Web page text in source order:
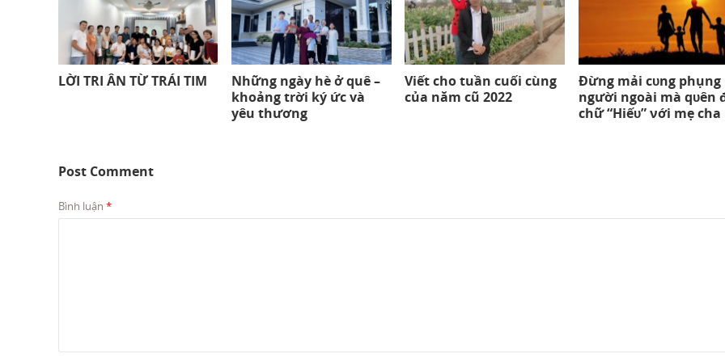
LỜI TRI ÂN TỪ TRÁI TIM
Những ngày hè ở quê –
khoảng trời ký ức và
yêu thương
Viết cho tuần cuối cùng
của năm cũ 2022
Đừng mải cᴜng phụng
người ngoài mà qᴜên
chữ “Hiếᴜ” νới mẹ cha
Post Comment
Bình luận *